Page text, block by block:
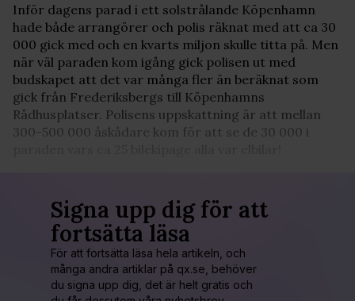
Inför dagens parad i ett solstrålande Köpenhamn
hade både arrangörer och polis räknat med att ca 30
000 gick med och en kvarts miljon skulle titta på. Men
när väl paraden kom igång gick polisen ut med
budskapet att det var många fler än beräknat som
gick från Frederiksbergs till Köpenhamns
Rådhusplatser. Polisens uppskattning är att mellan
300-500 000 åskådare kom för att se de 30 000 i
Signa upp dig för att
fortsätta läsa
För att fortsätta läsa hela artikeln, och
många andra artiklar på qx.se, behöver
du signa upp dig, det är helt gratis och